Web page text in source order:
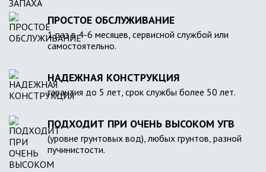
ПРОСТОЕ ОБСЛУЖИВАНИЕ
1 раз в 4-6 месяцев, сервисной службой или
самостоятельно.
НАДЕЖНАЯ КОНСТРУКЦИЯ
гарантия до 5 лет, срок службы более 50 лет.
ПОДХОДИТ ПРИ ОЧЕНЬ ВЫСОКОМ УГВ
(уровне грунтовых вод), любых грунтов, разной
пучинистости.